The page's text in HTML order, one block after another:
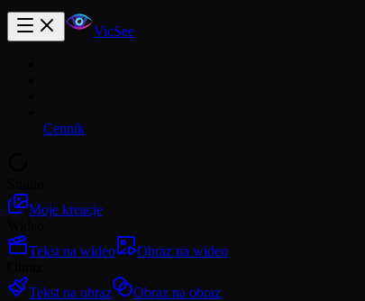
VicSee
Cennik
Moje kreacje
Tekst na wideo
Obraz na wideo
Tekst na obraz
Obraz na obraz